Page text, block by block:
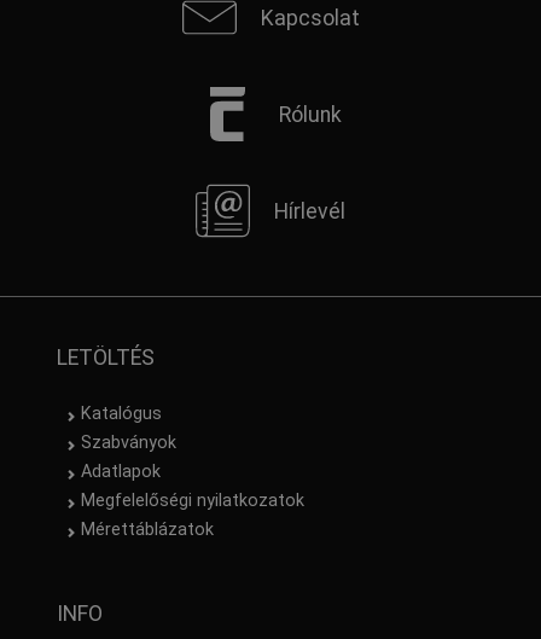
Kapcsolat
Rólunk
Hírlevél
LETÖLTÉS
Katalógus
Szabványok
Adatlapok
Megfelelőségi nyilatkozatok
Mérettáblázatok
INFO